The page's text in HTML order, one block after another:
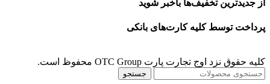
از جدیدترین تخفیف‌ها باخبر شوید
پرداخت توسط کلیه کارت‌های بانکی
کلیه حقوق نزد اوج تجارت پارت OTC Group محفوظ است.
جستجو